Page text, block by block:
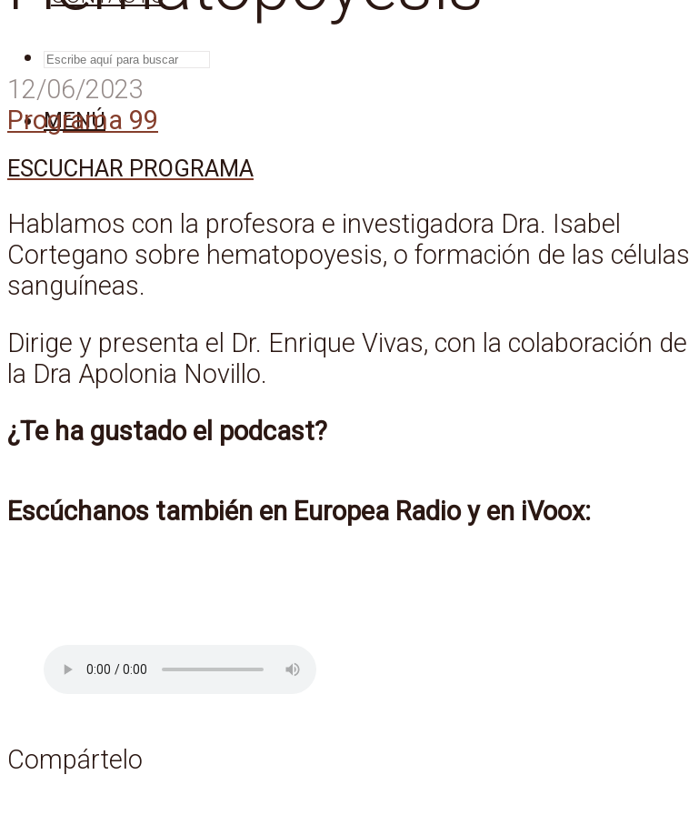
MENÚ
12/06/2023
Programa 99
ESCUCHAR PROGRAMA
Hablamos con la profesora e investigadora Dra. Isabel
Cortegano sobre hematopoyesis, o formación de las células
sanguíneas.
Dirige y presenta el Dr. Enrique Vivas, con la colaboración de
la Dra Apolonia Novillo.
¿Te ha gustado el podcast?
Escúchanos también en Europea Radio y en iVoox:
Compártelo